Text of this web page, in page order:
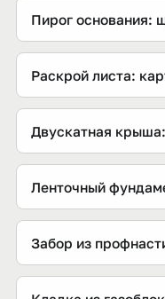
Пирог основания:
Раскрой листа:
Двускатная
Ленточный
Забор из